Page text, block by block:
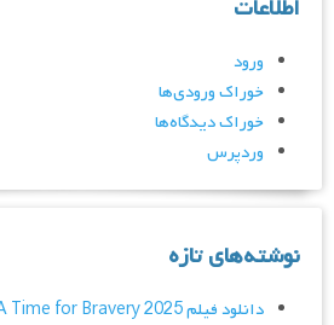
اطلاعات
ورود
خوراک ورودی‌ها
خوراک دیدگاه‌ها
وردپرس
نوشته‌های تازه
دانلود فیلم A Time for Bravery 2025